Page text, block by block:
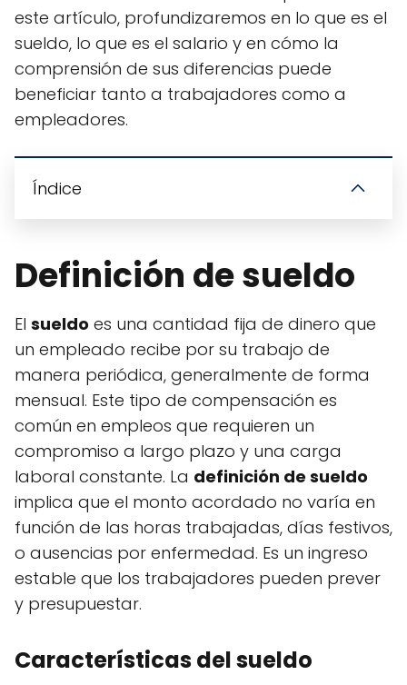
este artículo, profundizaremos en lo que es el
sueldo, lo que es el salario y en cómo la
comprensión de sus diferencias puede
beneficiar tanto a trabajadores como a
empleadores.
Índice
Definición de sueldo
El sueldo es una cantidad fija de dinero que
un empleado recibe por su trabajo de
manera periódica, generalmente de forma
mensual. Este tipo de compensación es
común en empleos que requieren un
compromiso a largo plazo y una carga
laboral constante. La definición de sueldo
implica que el monto acordado no varía en
función de las horas trabajadas, días festivos,
o ausencias por enfermedad. Es un ingreso
estable que los trabajadores pueden prever
y presupuestar.
Características del sueldo